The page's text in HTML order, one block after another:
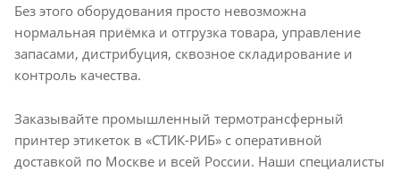
Без этого оборудования просто невозможна
нормальная приёмка и отгрузка товара, управление
запасами, дистрибуция, сквозное складирование и
контроль качества.
Заказывайте промышленный термотрансферный
принтер этикеток в «СТИК-РИБ» с оперативной
доставкой по Москве и всей России. Наши специалисты